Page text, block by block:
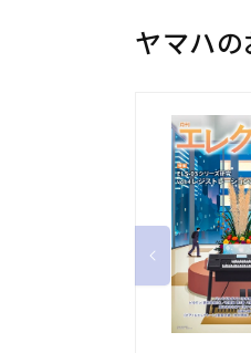
ヤマハ